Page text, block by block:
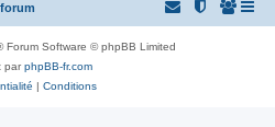
Forum Software © phpBB Limited
parphpBB-fr.com
| Conditions